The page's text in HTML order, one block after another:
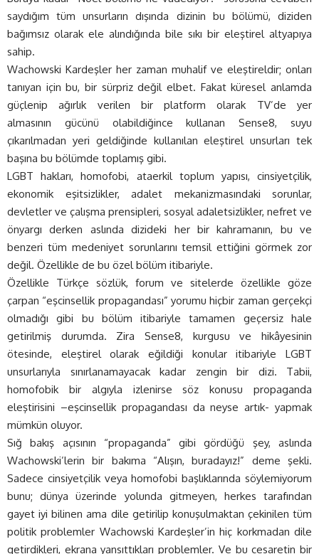
saydığım tüm unsurların dışında dizinin bu bölümü, diziden
bağımsız olarak ele alındığında bile sıkı bir eleştirel altyapıya
sahip.
Wachowski Kardeşler her zaman muhalif ve eleştireldir; onları
tanıyan için bu, bir sürpriz değil elbet. Fakat küresel anlamda
güçlenip ağırlık verilen bir platform olarak TV’de yer
almasının gücünü olabildiğince kullanan Sense8, suyu
çıkarılmadan yeri geldiğinde kullanılan eleştirel unsurları tek
başına bu bölümde toplamış gibi.
LGBT hakları, homofobi, ataerkil toplum yapısı, cinsiyetçilik,
ekonomik eşitsizlikler, adalet mekanizmasındaki sorunlar,
devletler ve çalışma prensipleri, sosyal adaletsizlikler, nefret ve
önyargı derken aslında dizideki her bir kahramanın, bu ve
benzeri tüm medeniyet sorunlarını temsil ettiğini görmek zor
değil. Özellikle de bu özel bölüm itibariyle.
Özellikle Türkçe sözlük, forum ve sitelerde özellikle göze
çarpan “eşcinsellik propagandası” yorumu hiçbir zaman gerçekçi
olmadığı gibi bu bölüm itibariyle tamamen geçersiz hale
getirilmiş durumda. Zira Sense8, kurgusu ve hikâyesinin
ötesinde, eleştirel olarak eğildiği konular itibariyle LGBT
unsurlarıyla sınırlanamayacak kadar zengin bir dizi. Tabii,
homofobik bir algıyla izlenirse söz konusu propaganda
eleştirisini –eşcinsellik propagandası da neyse artık- yapmak
mümkün oluyor.
Sığ bakış açısının “propaganda” gibi gördüğü şey, aslında
Wachowski’lerin bir bakıma “Alışın, buradayız!” deme şekli.
Sadece cinsiyetçilik veya homofobi başlıklarında söylemiyorum
bunu; dünya üzerinde yolunda gitmeyen, herkes tarafından
gayet iyi bilinen ama dile getirilip konuşulmaktan çekinilen tüm
politik problemler Wachowski Kardeşler’in hiç korkmadan dile
getirdikleri, ekrana yansıttıkları problemler. Ve bu cesaretin bir